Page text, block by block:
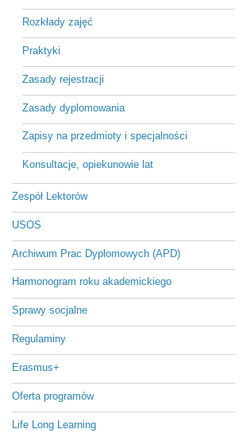
Rozkłady zajęć
Praktyki
Zasady rejestracji
Zasady dyplomowania
Zapisy na przedmioty i specjalności
Konsultacje, opiekunowie lat
Zespół Lektorów
USOS
Archiwum Prac Dyplomowych (APD)
Harmonogram roku akademickiego
Sprawy socjalne
Regulaminy
Erasmus+
Oferta programów
Life Long Learning